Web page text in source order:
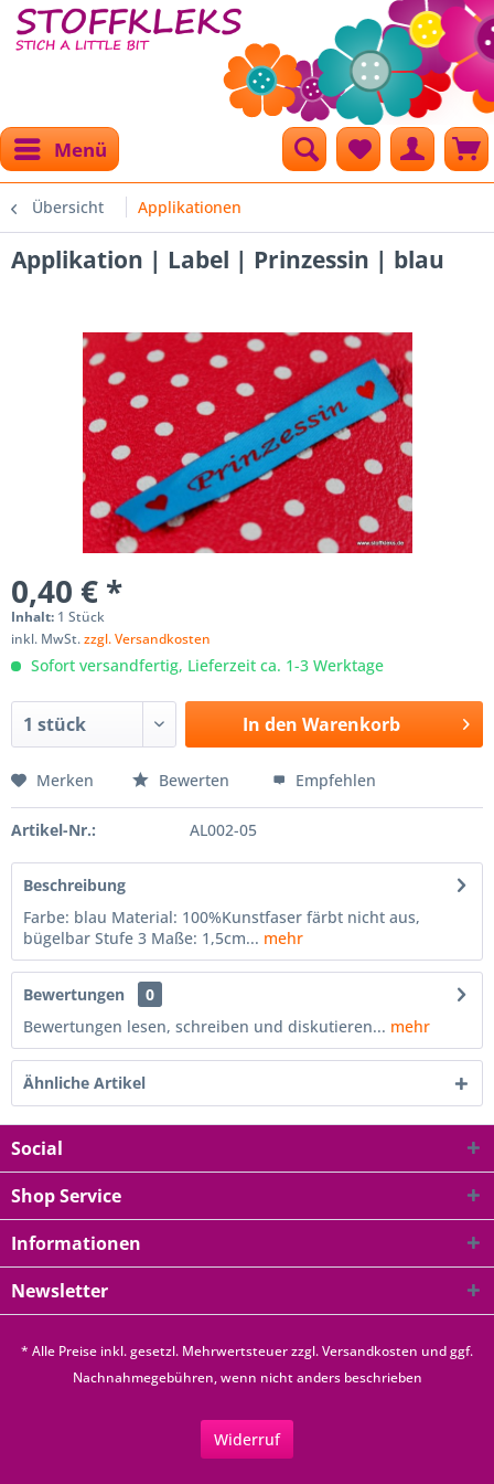
Menü
Übersicht Applikationen
Applikation | Label | Prinzessin | blau
0,40 € *
Inhalt: 1 Stück
inkl. MwSt.zzgl. Versandkosten
Sofort versandfertig, Lieferzeit ca. 1-3 Werktage
In den Warenkorb
Merken Bewerten Empfehlen
Artikel-Nr.: AL002-05
Beschreibung
Farbe: blau Material: 100%Kunstfaser färbt nicht aus,
bügelbar Stufe 3 Maße: 1,5cm... mehr
Bewertungen
0
Bewertungen lesen, schreiben und diskutieren... mehr
Ähnliche Artikel
Social
Shop Service
Informationen
Newsletter
* Alle Preise inkl. gesetzl. Mehrwertsteuer zzgl.Versandkosten und ggf.
Nachnahmegebühren, wenn nicht anders beschrieben
Widerruf